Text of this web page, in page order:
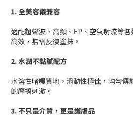
1. 全美容儀兼容
適配超聲波、高頻、EP、空氣射流等
高效，無需反復塗抹。
2. 水潤不黏膩配方
水溶性啫喱質地，滑動性極佳，均勻傳
的摩擦刺激。
3. 不只是介質，更是護膚品